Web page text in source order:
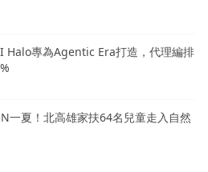
Halo專為Agentic Era打造，代理編排
一夏！北高雄家扶64名兒童走入自然